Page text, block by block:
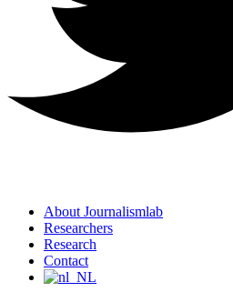
About Journalismlab
Researchers
Research
Contact